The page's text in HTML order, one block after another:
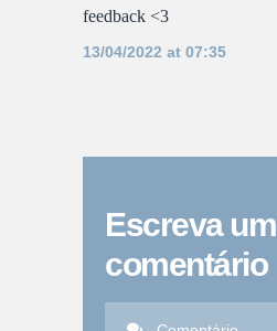
feedback <3
13/04/2022 at 07:35
Escreva um
comentário